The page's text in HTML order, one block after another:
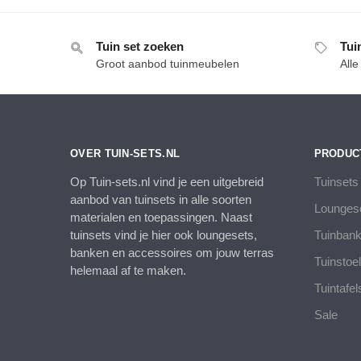
Tuin set zoeken
Groot aanbod tuinmeubelen
OVER TUIN-SETS.NL
Op Tuin-sets.nl vind je een uitgebreid
aanbod van tuinsets in alle soorten
materialen en toepassingen. Naast
tuinsets vind je hier ook loungesets,
banken en accessoires om jouw terras
helemaal af te maken.
Tuinsets
Sale